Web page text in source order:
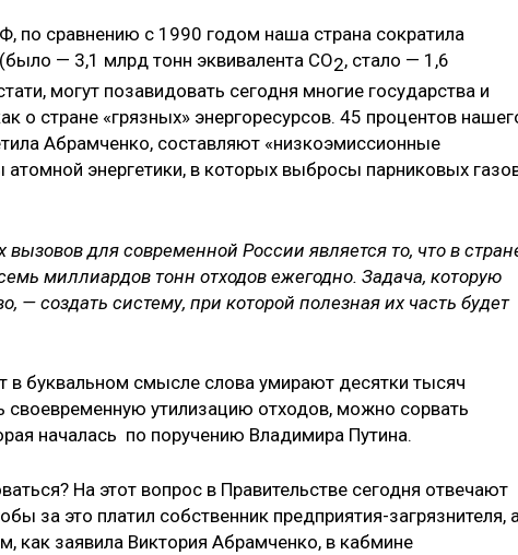
по сравнению с 1990 годом наша страна сократила
— 3,1 млрд тонн эквивалента СО2, стало — 1,6
могут позавидовать сегодня многие государства и
о стране «грязных» энергоресурсов. 45 процентов
Абрамченко, составляют «низкоэмиссионные
атомной энергетики, в которых выбросы парниковых
для современной России является то, что в
миллиардов тонн отходов ежегодно. Задача, которую
— создать систему, при которой полезная их часть будет
в буквальном смысле слова умирают десятки тысяч
своевременную утилизацию отходов, можно сорвать
началась по поручению Владимира Путина.
На этот вопрос в Правительстве сегодня отвечают
за это платил собственник предприятия-загрязнителя, а
как заявила Виктория Абрамченко, в кабмине